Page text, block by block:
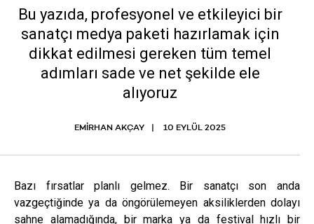
Bu yazıda, profesyonel ve etkileyici bir
sanatçı medya paketi hazırlamak için
dikkat edilmesi gereken tüm temel
adımları sade ve net şekilde ele
alıyoruz
EMİRHAN AKÇAY 10 EYLÜL 2025
Bazı fırsatlar planlı gelmez. Bir sanatçı son anda
vazgeçtiğinde ya da öngörülemeyen aksiliklerden dolayı
sahne alamadığında, bir marka ya da festival hızlı bir